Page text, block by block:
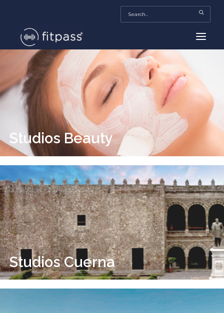
HOME
MEXICO
BEAUTY
FITPASS TV
FITBIZ
TRENDS
MORE…
Studios Beauty
Studios Cuerna